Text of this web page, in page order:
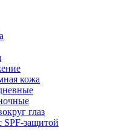
кожа
глаз
защитой